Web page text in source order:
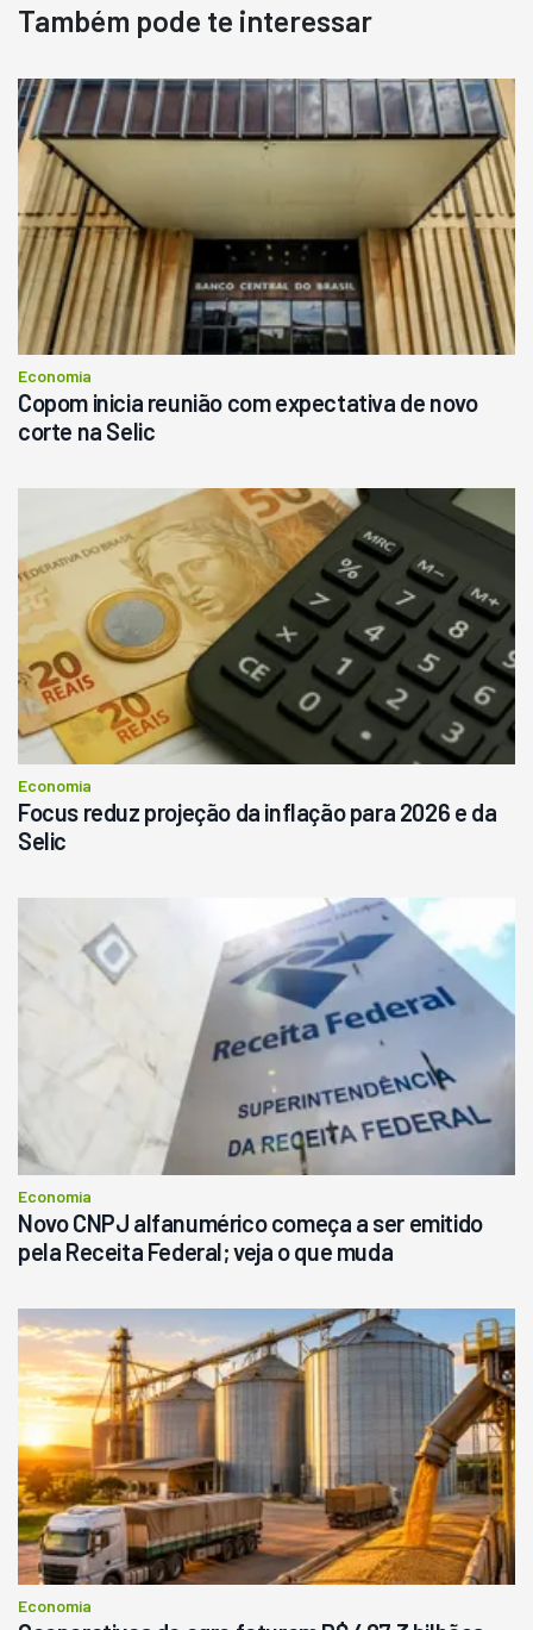
Também pode te interessar
Economia
Copom inicia reunião com expectativa de novo
corte na Selic
Economia
Focus reduz projeção da inflação para 2026 e da
Selic
Economia
Novo CNPJ alfanumérico começa a ser emitido
pela Receita Federal; veja o que muda
Economia